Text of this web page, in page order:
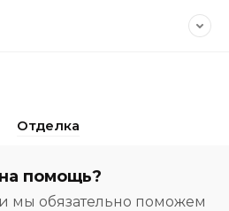
Отделка
помощь?
мы обязательно поможем